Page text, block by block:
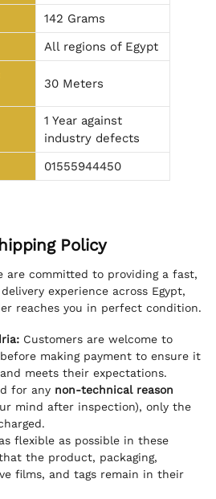
142 Grams
All regions of Egypt
30 Meters
1 Year against
industry defects
01555944450
Policy
are committed to providing a fast,
experience across Egypt,
reaches you in perfect condition.
Customers are welcome to
making payment to ensure it
meets their expectations.
for any non-technical reason
mind after inspection), only the
flexible as possible in these
the product, packaging,
films, and tags remain in their